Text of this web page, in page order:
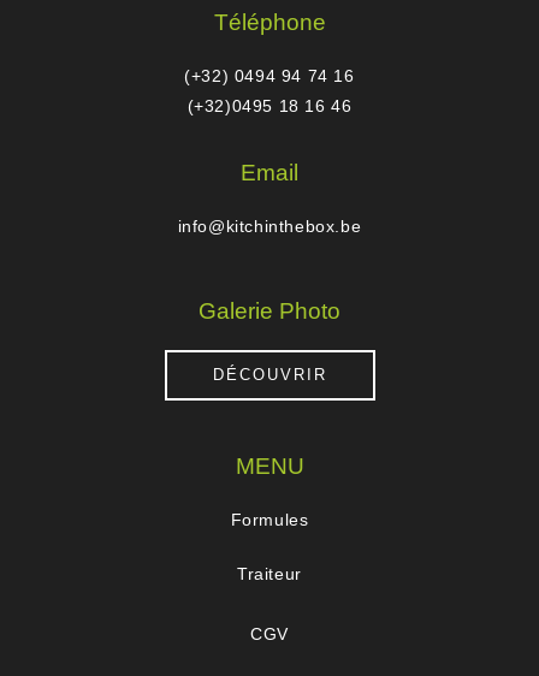
Téléphone
(+32) 0494 94 74 16
(+32)0495 18 16 46
Email
info@kitchinthebox.be
Galerie Photo
DÉCOUVRIR
MENU
Formules
Traiteur
CGV